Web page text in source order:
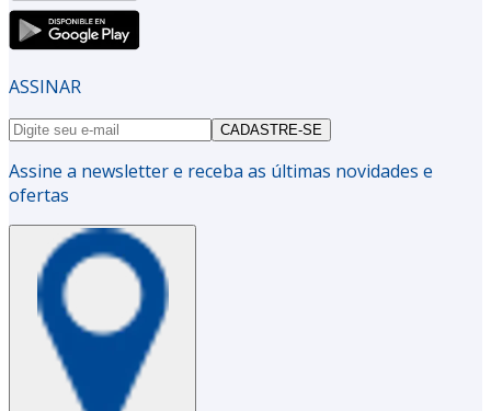
ASSINAR
CADASTRE-SE
Assine a newsletter e receba as últimas novidades e
ofertas